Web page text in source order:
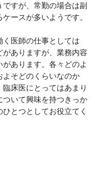
すが、常勤の場合は副
ースが多いようです。
医師の仕事としては
がありますが、業務内容
あります。各々どのよ
よそどのくらいなのか
床医にとってはあまり
いて興味を持つきっか
とつとしてお役立てく